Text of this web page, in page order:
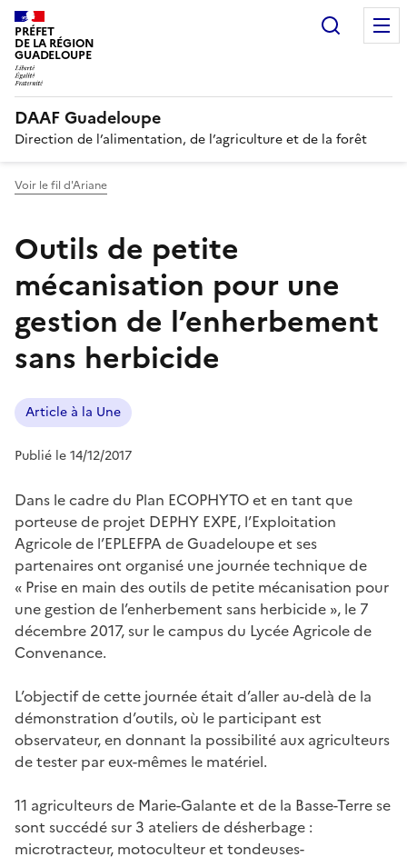
PRÉFET
DE LA RÉGION
GUADELOUPE
DAAF Guadeloupe
Direction de l’alimentation, de l’agriculture et de la forêt
Voir le fil d'Ariane
Outils de petite
mécanisation pour une
gestion de l’enherbement
sans herbicide
Article à la Une
Publié le 14/12/2017
Dans le cadre du Plan ECOPHYTO et en tant que
porteuse de projet DEPHY EXPE, l’Exploitation
Agricole de l’EPLEFPA de Guadeloupe et ses
partenaires ont organisé une journée technique de
« Prise en main des outils de petite mécanisation pour
une gestion de l’enherbement sans herbicide », le 7
décembre 2017, sur le campus du Lycée Agricole de
Convenance.
L’objectif de cette journée était d’aller au-delà de la
démonstration d’outils, où le participant est
observateur, en donnant la possibilité aux agriculteurs
de tester par eux-mêmes le matériel.
11 agriculteurs de Marie-Galante et de la Basse-Terre se
sont succédé sur 3 ateliers de désherbage :
microtracteur, motoculteur et tondeuses-